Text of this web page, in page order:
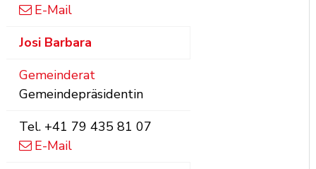
E-Mail
Josi Barbara
Gemeinderat
Gemeindepräsidentin
Tel. +41 79 435 81 07
E-Mail